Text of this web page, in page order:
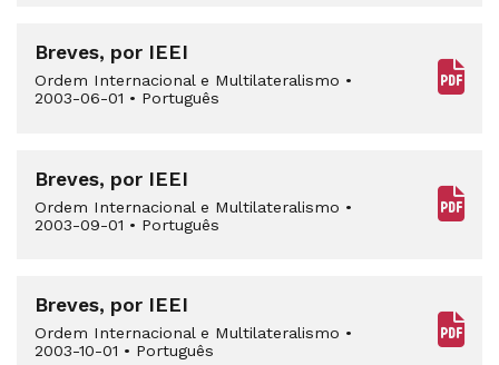
Breves, por IEEI
Ordem Internacional e Multilateralismo •
2003-06-01 • Português
Breves, por IEEI
Ordem Internacional e Multilateralismo •
2003-09-01 • Português
Breves, por IEEI
Ordem Internacional e Multilateralismo •
2003-10-01 • Português